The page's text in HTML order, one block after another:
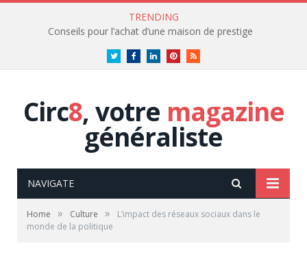
TRENDING
Conseils pour l’achat d’une maison de prestige
TwitterFacebookLinkedInPinterestRSS
Circ8, votre magazine
généraliste
NAVIGATE
Home » Culture »
L’impact des réseaux sociaux dans le
monde de la politique